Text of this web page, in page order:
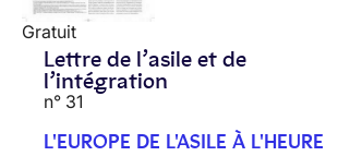
Gratuit
Lettre de l’asile et de
l’intégration
n° 31
L'EUROPE DE L'ASILE À L'HEURE